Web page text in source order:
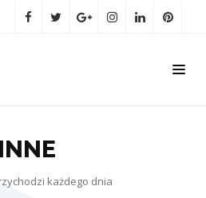
INNE
każdego dnia